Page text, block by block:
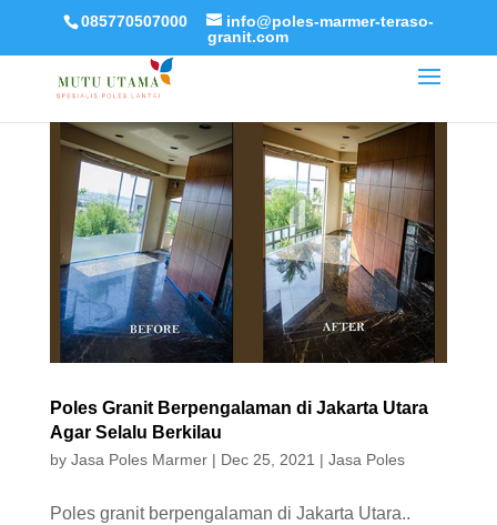
085770507000
info@poles-marmer-teraso-
granit.com
Poles Granit Berpengalaman di Jakarta Utara
Agar Selalu Berkilau
by Jasa Poles Marmer| Dec 25, 2021 | Jasa Poles
Poles granit berpengalaman di Jakarta Utara..